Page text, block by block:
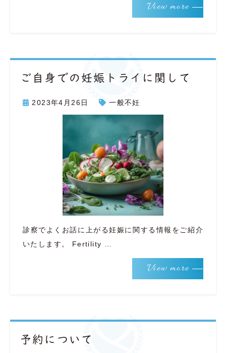
View more
ご自身での妊娠トライに関して
2023年4月26日 一般不妊
診察でよくお話に上がる妊娠に関する情報をご紹介
いたします。 Fertility …
View more
予約について